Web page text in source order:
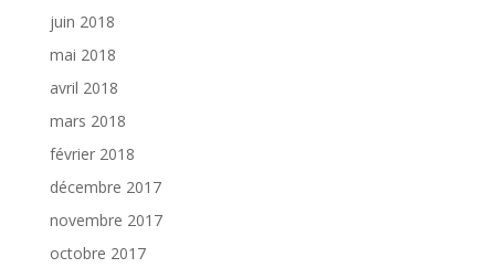
juin 2018
mai 2018
avril 2018
mars 2018
février 2018
décembre 2017
novembre 2017
octobre 2017